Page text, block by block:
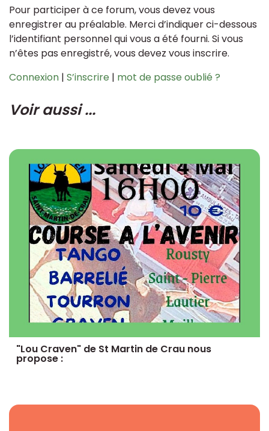
Pour participer à ce forum, vous devez vous
enregistrer au préalable. Merci d’indiquer ci-dessous
l’identifiant personnel qui vous a été fourni. Si vous
n’êtes pas enregistré, vous devez vous inscrire.
Connexion | S’inscrire | mot de passe oublié ?
Voir aussi ...
"Lou Craven" de St Martin de Crau nous
propose :